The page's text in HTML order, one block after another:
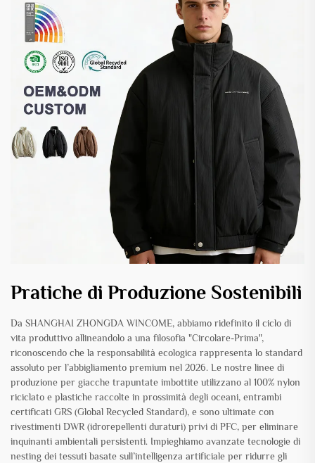
Pratiche di Produzione Sostenibili
Da SHANGHAI ZHONGDA WINCOME, abbiamo ridefinito il ciclo di
vita produttivo allineandolo a una filosofia "Circolare-Prima",
riconoscendo che la responsabilità ecologica rappresenta lo standard
assoluto per l’abbigliamento premium nel 2026. Le nostre linee di
produzione per giacche trapuntate imbottite utilizzano al 100% nylon
riciclato e plastiche raccolte in prossimità degli oceani, entrambi
certificati GRS (Global Recycled Standard), e sono ultimate con
rivestimenti DWR (idrorepellenti duraturi) privi di PFC, per eliminare
inquinanti ambientali persistenti. Impieghiamo avanzate tecnologie di
nesting dei tessuti basate sull’intelligenza artificiale per ridurre gli